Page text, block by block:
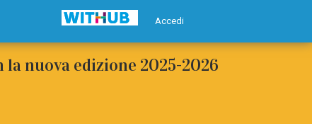
Accedi
nuova edizione 2025-2026